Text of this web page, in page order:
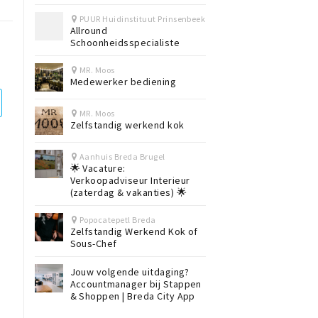
PUUR Huidinstituut Prinsenbeek
Allround
Schoonheidsspecialiste
MR. Moos
Medewerker bediening
MR. Moos
Zelfstandig werkend kok
Aanhuis Breda Brugel
🌟 Vacature:
Verkoopadviseur Interieur
(zaterdag & vakanties) 🌟
Popocatepetl Breda
Zelfstandig Werkend Kok of
Sous-Chef
Jouw volgende uitdaging?
Accountmanager bij Stappen
& Shoppen | Breda City App